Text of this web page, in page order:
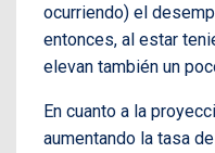
ocurriendo) el
entonces, al estar
elevan también un
En cuanto a la
aumentando la tasa